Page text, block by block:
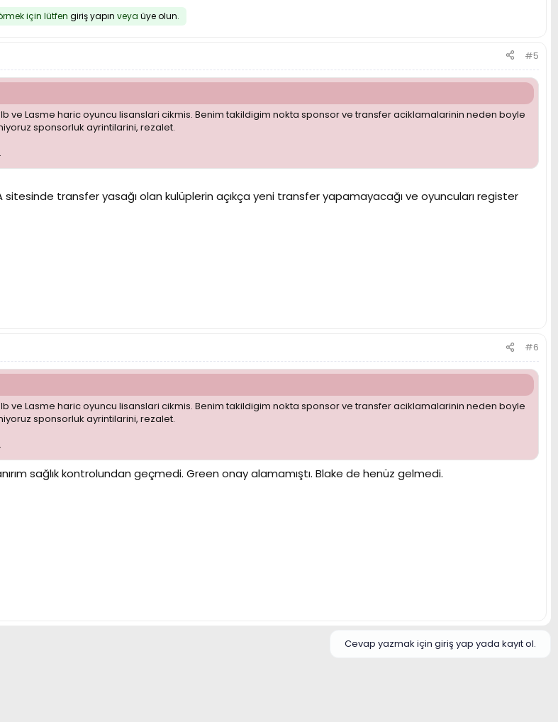
için lütfen giriş yapın veya üye olun.
#5
ve Lasme haric oyuncu lisanslari cikmis. Benim takildigim nokta sponsor ve transfer aciklamalarinin neden boyle
sponsorluk ayrintilarini, rezalet.
sitesinde transfer yasağı olan kulüplerin açıkça yeni transfer yapamayacağı ve oyuncuları register
#6
ve Lasme haric oyuncu lisanslari cikmis. Benim takildigim nokta sponsor ve transfer aciklamalarinin neden boyle
sponsorluk ayrintilarini, rezalet.
sağlık kontrolundan geçmedi. Green onay alamamıştı. Blake de henüz gelmedi.
Cevap yazmak için giriş yap yada kayıt ol.